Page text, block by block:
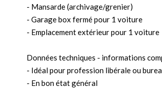
- Mansarde (archivage/grenier)
- Garage box fermé pour 1 voiture
- Emplacement extérieur pour 1 voiture
Données techniques - informations
- Idéal pour profession libérale ou
- En bon état général